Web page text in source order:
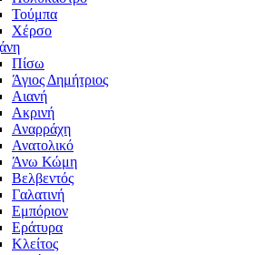
Τούμπα
Χέρσο
Πίσω
Άγιος Δημήτριος
Αιανή
Ακρινή
Αναρράχη
Ανατολικό
Άνω Κώμη
Βελβεντός
Γαλατινή
Εμπόριον
Εράτυρα
Κλείτος